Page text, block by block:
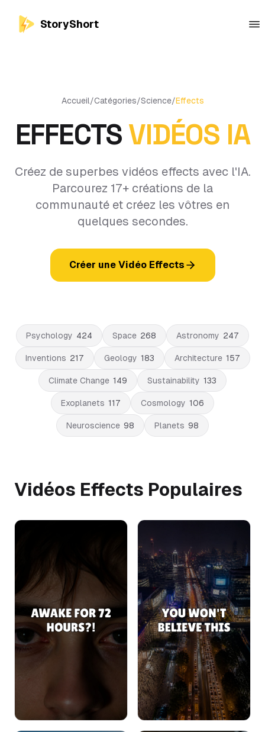
StoryShort
Accueil/Catégories/Science/Effects
EFFECTSVIDÉOS IA
Créez de superbes vidéos effects avec l'IA.
Parcourez 17+ créations de la
communauté et créez les vôtres en
quelques secondes.
Créer une Vidéo Effects
Psychology 424 Space 268 Astronomy 247
Inventions 217 Geology 183 Architecture 157
Climate Change 149 Sustainability 133
Exoplanets 117 Cosmology 106
Neuroscience 98 Planets 98
Vidéos Effects Populaires